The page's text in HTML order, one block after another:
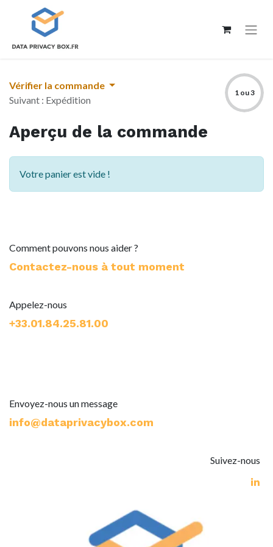
Vérifier la commande
Suivant : Expédition
1 ou 3
Aperçu de la commande
Votre panier est vide !
Comment pouvons nous aider ?
Contactez-nous à tout moment
Appelez-nous
+33.01.84.25.81.00
Envoyez-nous un message
info@dataprivacybox.com​
Suivez-nous